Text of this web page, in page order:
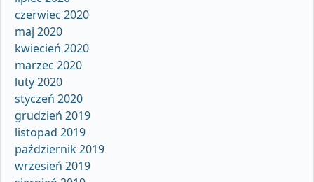
czerwiec 2020
maj 2020
kwiecień 2020
marzec 2020
luty 2020
styczeń 2020
grudzień 2019
listopad 2019
październik 2019
wrzesień 2019